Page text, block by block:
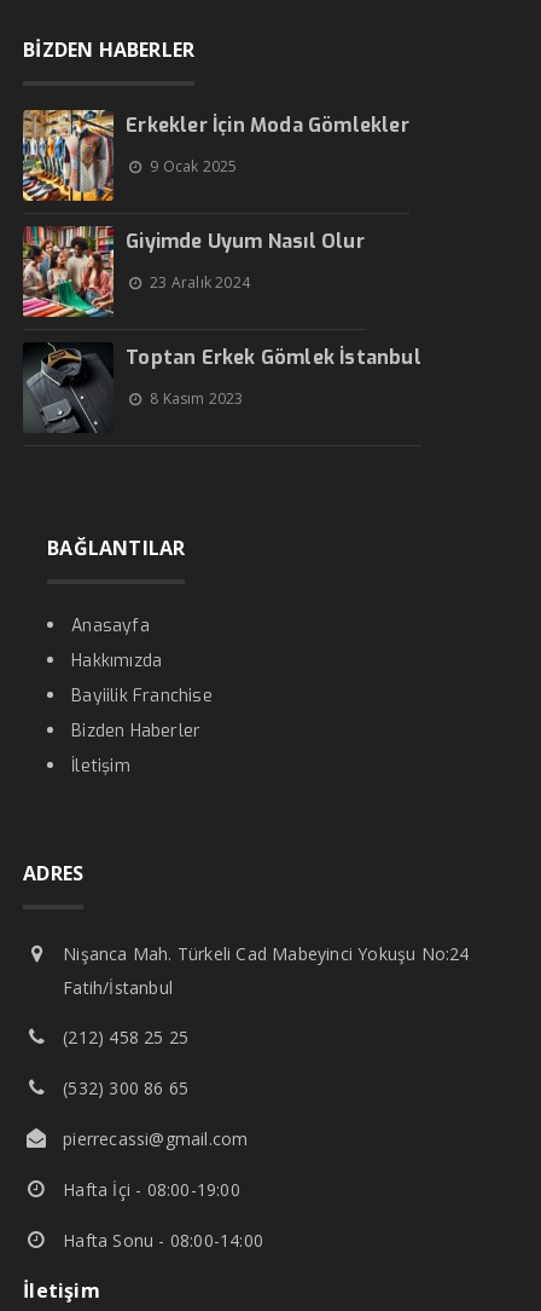
BİZDEN HABERLER
Erkekler İçin Moda Gömlekler
9 Ocak 2025
Giyimde Uyum Nasıl Olur
23 Aralık 2024
Toptan Erkek Gömlek İstanbul
8 Kasım 2023
BAĞLANTILAR
Anasayfa
Hakkımızda
Bayiilik Franchise
Bizden Haberler
İletişim
ADRES
Nişanca Mah. Türkeli Cad Mabeyinci Yokuşu No:24
Fatih/İstanbul
(212) 458 25 25
(532) 300 86 65
pierrecassi@gmail.com
Hafta İçi - 08:00-19:00
Hafta Sonu - 08:00-14:00
İletişim